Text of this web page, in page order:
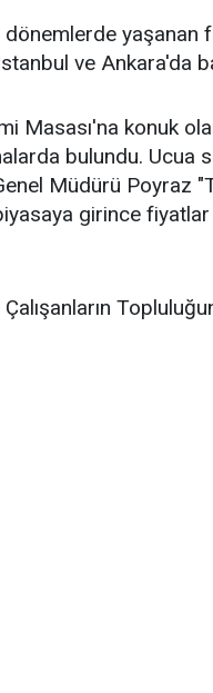
yaşanan
ve Ankara'da
Masası'na konuk
bulundu. Ucua
Müdürü Poyraz
girince